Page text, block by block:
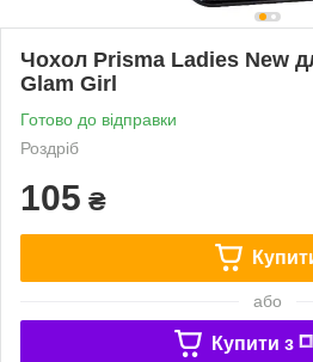
Чохол Prisma Ladies New
Glam Girl
Готово до відправки
Роздріб
105 ₴
або
Купити з